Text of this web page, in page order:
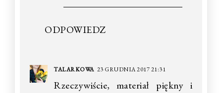
ODPOWIEDZ
TALARKOWA 23 GRUDNIA 2017 21:31
Rzeczywiście, materiał piękny i